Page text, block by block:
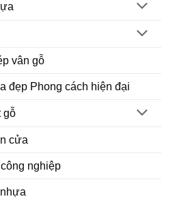
vân gỗ
đẹp Phong cách hiện đại
gỗ
cửa
nghiệp